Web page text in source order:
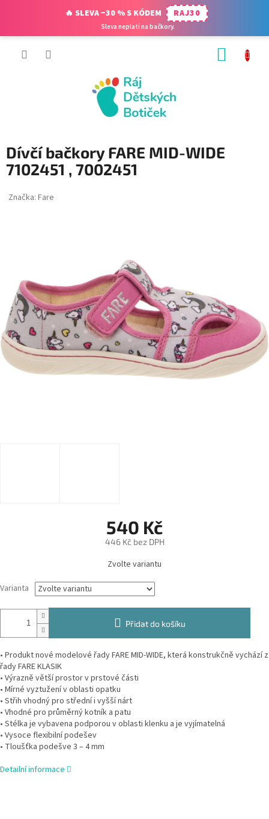
Dívčí bačkory FARE MID-WIDE
7102451 , 7002451
Značka: Fare
540 Kč
446 Kč bez DPH
Měrná
cena:
Zvolte variantu
Varianta
Přidat do košíku
• Produkt nové modelové řady FARE MID-WIDE, která konstrukčně vychází z
řady FARE KLASIK
• Výrazně větší prostor v prstové části
• Mírné vyztužení v oblasti opatku
• Střih vhodný pro střední i vyšší nárt
• Vhodné pro průměrný kotník a patu
• Stélka je vybavena podporou v oblasti klenku a je vyjímatelná
• Vysoce flexibilní podešev
• Tloušťka podešve 3 – 4 mm
Detailní informace
🔥 SLEVA −30 % S KÓDEM RAJ30
Sleva neplatí na bačkory.